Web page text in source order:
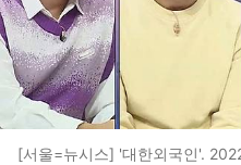
[서울=뉴시스] '대한외국인'.